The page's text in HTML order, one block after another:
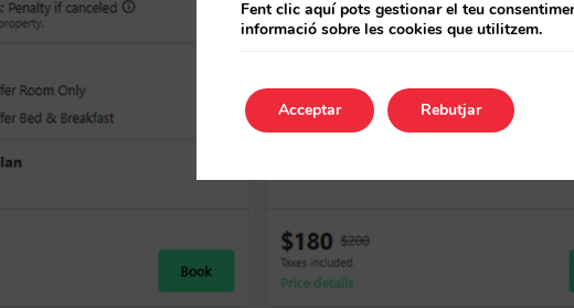
Fent clic aquí pots gestionar el teu
informació sobre les cookies que utilitzem.
Acceptar Rebutjar